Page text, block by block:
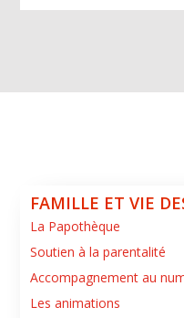
FAMILLE ET VIE
La Papothèque
Soutien à la parentalité
Accompagnement au
Les animations